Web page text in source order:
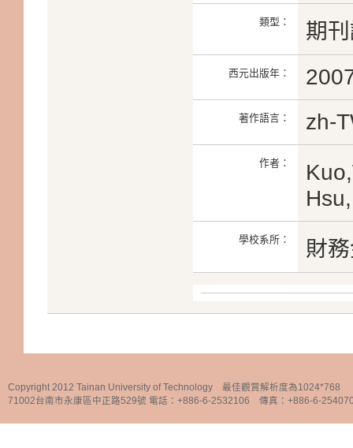
類型： 期
西元出版年：
著作語言： zh-
作者：
學校系所： 財
Copyright 2012 Tainan University of Technology 最佳觀賞解析度為1024*768
71002台南市永康區中正路529號 電話：+886-6-2532106 傳真：+886-6-